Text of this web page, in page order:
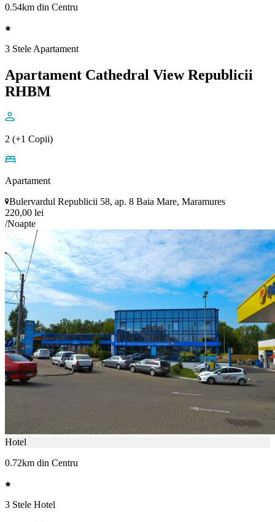
0.54km din Centru
3 Stele Apartament
Apartament Cathedral View Republicii
RHBM
2 (+1 Copii)
Apartament
Bulervardul Republicii 58, ap. 8 Baia Mare, Maramures
220,00 lei
/Noapte
Hotel
0.72km din Centru
3 Stele Hotel